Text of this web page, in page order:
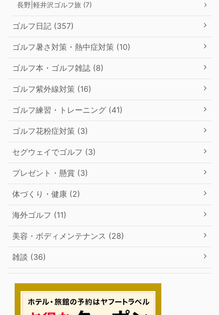
長野|軽井沢ゴルフ旅 (7)
ゴルフ日記 (357)
ゴルフ暑さ対策・熱中症対策 (10)
ゴルフ本・ゴルフ雑誌 (8)
ゴルフ紫外線対策 (16)
ゴルフ練習・トレーニング (41)
ゴルフ花粉症対策 (3)
セグウェイでゴルフ (3)
プレゼント・懸賞 (3)
体づくり・健康 (2)
海外ゴルフ (11)
美容・ボディメンテナンス (28)
雑談 (36)